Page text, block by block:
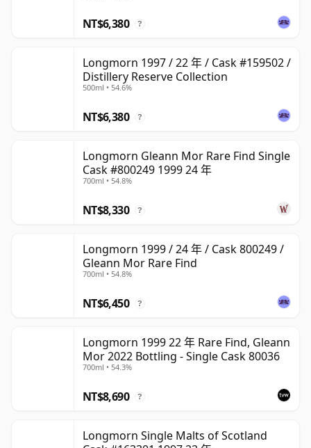
NT$6,380 ?
Longmorn 1997 / 22 年 / Cask #159502 /
Distillery Reserve Collection
500ml • 54.6%
NT$6,380 ?
Longmorn Gleann Mor Rare Find Single
Cask #800249 1999 24 年
700ml • 54.8%
NT$8,330 ?
Longmorn 1999 / 24 年 / Cask 800249 /
Gleann Mor Rare Find
700ml • 54.8%
NT$6,450 ?
Longmorn 1999 22 年 Rare Find, Gleann
Mor 2022 Bottling - Single Cask 80036
700ml • 54.3%
NT$8,690 ?
Longmorn Single Malts of Scotland